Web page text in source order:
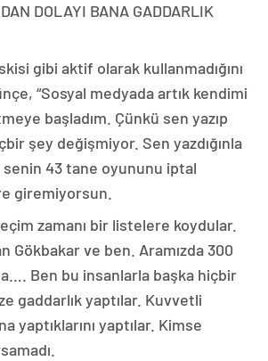
DOLAYI BANA GADDARLIK
gibi aktif olarak kullanmadığını
“Sosyal medyada artık kendimi
başladım. Çünkü sen yazıp
şey değişmiyor. Sen yazdığınla
senin 43 tane oyununu iptal
giremiyorsun.
zamanı bir listelere koydular.
Gökbakar ve ben. Aramızda 300
Ben bu insanlarla başka hiçbir
gaddarlık yaptılar. Kuvvetli
yaptıklarını yaptılar. Kimse